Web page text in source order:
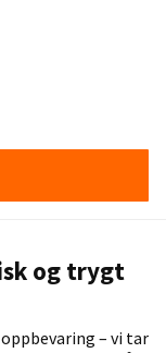
og trygt
– vi tar